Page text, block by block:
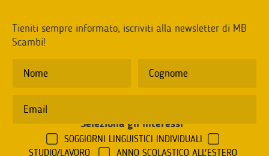
Tieniti sempre informato, iscriviti alla newsletter di MB
Scambi!
Seleziona gli interessi
SOGGIORNI LINGUISTICI INDIVIDUALI
STUDIO/LAVORO
ANNO SCOLASTICO ALL'ESTERO